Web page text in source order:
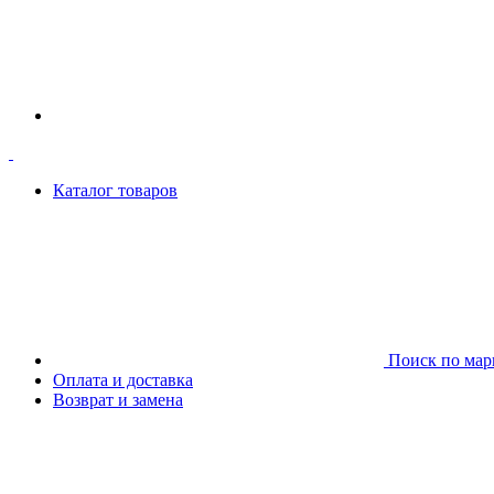
Каталог товаров
Поиск по
Оплата и доставка
Возврат и замена